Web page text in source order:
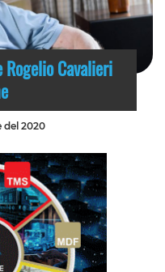
Cavalieri
del 2020